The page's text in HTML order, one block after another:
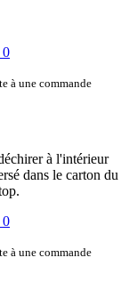
0
à une commande
à l'intérieur
dans le carton du
0
à une commande